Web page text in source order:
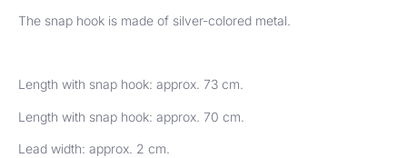
The snap hook is made of silver-colored metal.
Length with snap hook: approx. 73 cm.
Length with snap hook: approx. 70 cm.
Lead width: approx. 2 cm.